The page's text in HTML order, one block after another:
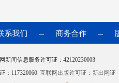
系我们 — 商务合作 —
新闻信息服务许可证：42120230003
：117320060 互联网出版许可证：新出网证